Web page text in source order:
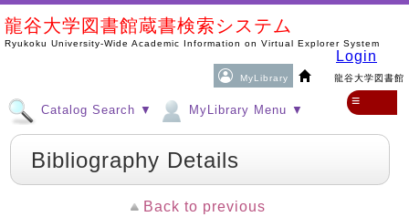
龍谷大学図書館蔵書検索システム
Ryukoku University-Wide Academic Information on Virtual Explorer System
MyLibrary 龍谷大学図書館
Login
Catalog Search ▼ MyLibrary Menu ▼
≡
Bibliography Details
Back to previous